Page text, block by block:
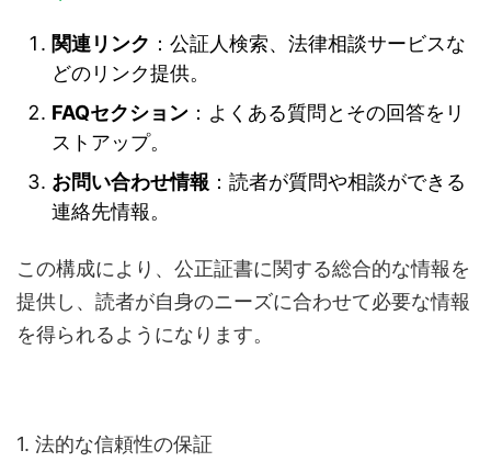
関連リンク ：公証人検索、法律相談サービスな
どのリンク提供。
FAQセクション ：よくある質問とその回答をリ
ストアップ。
お問い合わせ情報 ：読者が質問や相談ができる
連絡先情報。
この構成により、公正証書に関する総合的な情報を
提供し、読者が自身のニーズに合わせて必要な情報
を得られるようになります。
1. 法的な信頼性の保証